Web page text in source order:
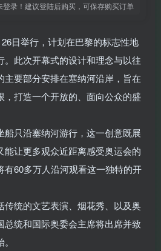
登录！建议登陆后购买，可保存购买订单
日举行，计划在巴黎的标志性地
此次开幕式的设计和理念与以往
主要部分安排在塞纳河沿岸，旨在
，打造一个开放的、面向公众的盛
只沿塞纳河游行，这一创意既展
能让更多观众近距离感受奥运会的
有60多万人沿河观看这一独特的开
统的文艺表演、烟花秀、以及奥
总统和国际奥委会主席将出席并致